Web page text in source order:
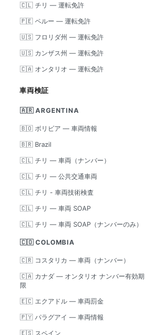
🇨🇱 チリ — 運転免許
🇵🇪 ペルー — 運転免許
🇺🇸 フロリダ州 — 運転免許
🇺🇸 カンザス州 — 運転免許
🇨🇦 オンタリオ — 運転免許
車両検証
🇦🇷 ARGENTINA
🇧🇴 ボリビア — 車両情報
🇧🇷 Brazil
🇨🇱 チリ — 車両（ナンバー）
🇨🇱 チリ — 公共交通車両
🇨🇱 チリ - 車両技術検査
🇨🇱 チリ — 車両 SOAP
🇨🇱 チリ — 車両 SOAP（ナンバーのみ）
🇨🇴 COLOMBIA
🇨🇷 コスタリカ — 車両（ナンバー）
🇨🇦 カナダ — オンタリオ ナンバー有効期
限
🇪🇨 エクアドル — 車両罰金
🇵🇾 パラグアイ — 車両情報
🇪🇸 スペイン